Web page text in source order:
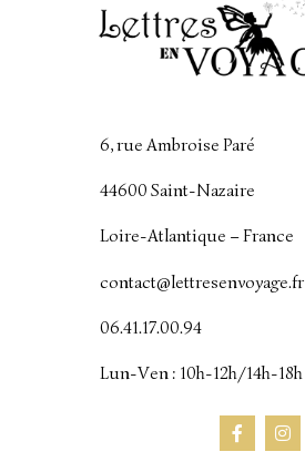
6, rue Ambroise Paré
44600 Saint-Nazaire
Loire-Atlantique – France
contact@lettresenvoyage.fr
06.41.17.00.94
Lun-Ven : 10h-12h/14h-18h